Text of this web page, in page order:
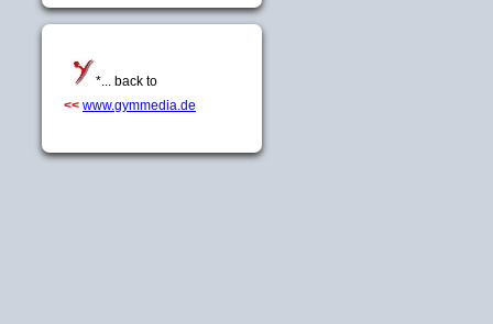
*... back to
<< www.gymmedia.de